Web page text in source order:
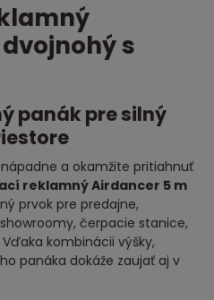
s
panák pre silný
a okamžite pritiahnuť
reklamný Airdancer 5 m
prvok pre predajne,
čerpacie stanice,
kombinácii výšky,
panáka dokáže zaujať aj v